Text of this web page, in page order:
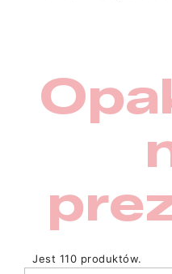
Jest 110 produktów.